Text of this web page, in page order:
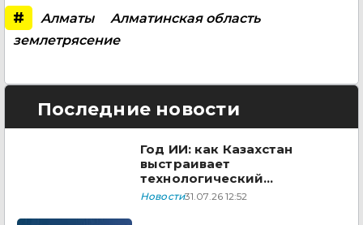
# Алматы
Алматинская область
землетрясение
Последние новости
Год ИИ: как Казахстан
выстраивает
технологический
суверенитет в 2026 году
Новости31.07.26 12:52